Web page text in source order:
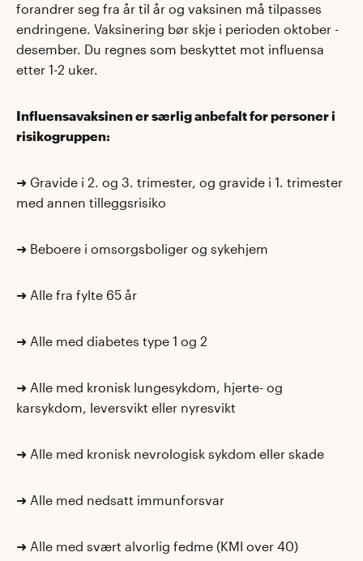
forandrer seg fra år til år og vaksinen må tilpasses
endringene. Vaksinering bør skje i perioden oktober -
desember. Du regnes som beskyttet mot influensa
etter 1-2 uker.
Influensavaksinen er særlig anbefalt for personer i
risikogruppen:
➜ Gravide i 2. og 3. trimester, og gravide i 1. trimester
med annen tilleggsrisiko
➜ Beboere i omsorgsboliger og sykehjem
➜ Alle fra fylte 65 år
➜ Alle med diabetes type 1 og 2
➜ Alle med kronisk lungesykdom, hjerte- og
karsykdom, leversvikt eller nyresvikt
➜ Alle med kronisk nevrologisk sykdom eller skade
➜ Alle med nedsatt immunforsvar
➜ Alle med svært alvorlig fedme (KMI over 40)